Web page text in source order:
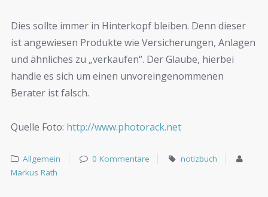
Dies sollte immer in Hinterkopf bleiben. Denn dieser
ist angewiesen Produkte wie Versicherungen, Anlagen
und ähnliches zu „verkaufen“. Der Glaube, hierbei
handle es sich um einen unvoreingenommenen
Berater ist falsch.
Quelle Foto: http://www.photorack.net
Allgemein 0 Kommentare
notizbuch
Markus Rath